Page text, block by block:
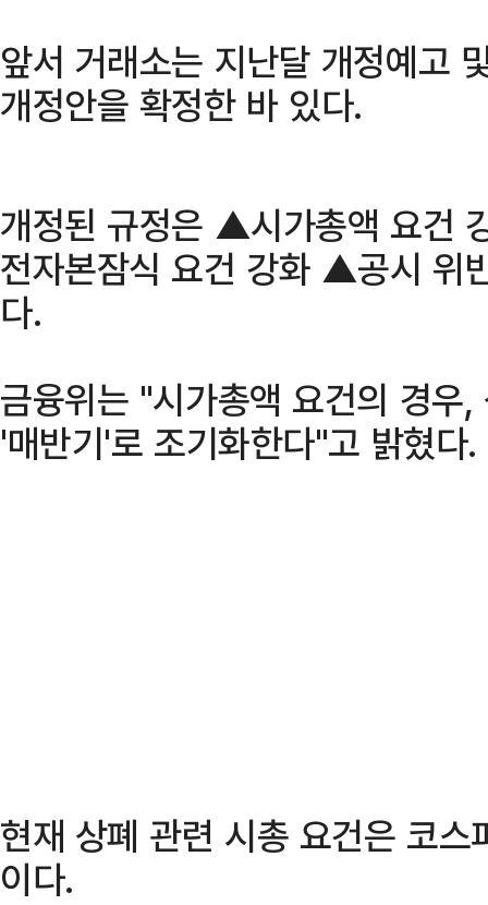
앞서 거래소는 지난달 개정예고
개정안을 확정한 바 있다.
개정된 규정은 ▲시가총액 요건
전자본잠식 요건 강화 ▲공시 위
다.
금융위는 "시가총액 요건의 경우
'매반기'로 조기화한다"고 밝혔다.
현재 상폐 관련 시총 요건은 코
이다.